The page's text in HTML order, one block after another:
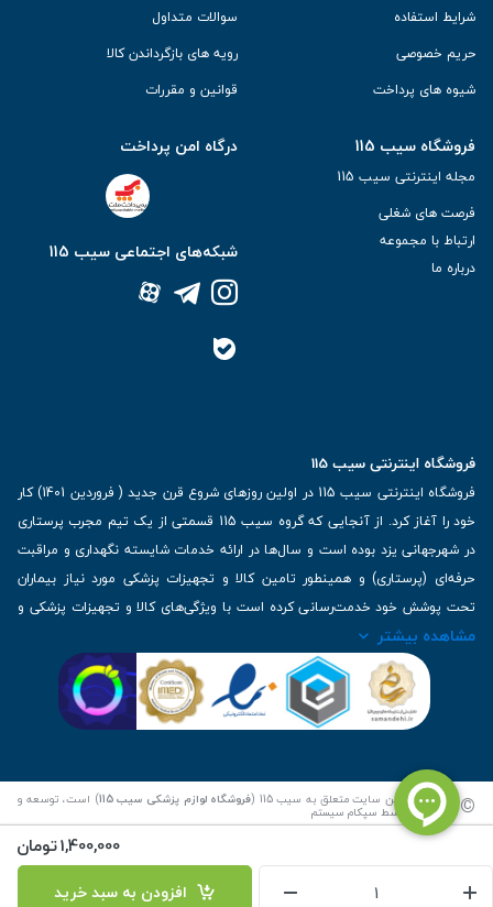
1,400,000تومان
افزودن به سبد خرید
شرایط استفاده
حریم خصوصی
شیوه های پرداخت
سوالات متداول
رویه های بازگرداندن کالا
قوانین و مقررات
فروشگاه سیب 115
مجله اینترنتی سیب 115
فرصت های شغلی
ارتباط با مجموعه
درباره ما
درگاه امن پرداخت
شبکه‌های اجتماعی سیب 115
فروشگاه اینترنتی سیب 115
فروشگاه اینترنتی سیب 115 در اولین روزهای شروع قرن جدید ( فروردین 1401) کار
خود را آغاز کرد. از آنجایی که گروه سیب 115 قسمتی از یک تیم مجرب پرستاری
در شهرجهانی یزد بوده است و سال‌ها در ارائه خدمات شایسته نگهداری و مراقبت
حرفه‌ای (پرستاری) و همینطور تامین کالا و تجهیزات پزشکی مورد نیاز بیماران
تحت پوشش خود خدمت‌رسانی کرده است با ویژگی‌های کالا و تجهیزات پزشکی و
برترین برندهای موجود در بازار اطلاعات بسیار ارزشمندی را دارا می‌باشد
| تلفن تماس : 36333383-035 | ایمیل: Info@Sib115.com
مشاهده بیشتر
© کلیه حقوق این سایت متعلق به سیب 115 ( فروشگاه لوازم پزشکی سیب 115 ) است، توسعه و
کدنویسی توسط سپکام سیستم